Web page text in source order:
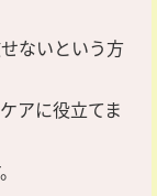
ないという方
アに役立てま